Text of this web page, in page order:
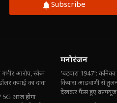
Subscribe
गंभीर आरोप, स्कैम
कमाई का दावा
5G आज होगा
मनोरंजन
'बंटवारा 1947':
कियारा आडवाणी से
देखकर फैंस हुए कन्फ्यूज